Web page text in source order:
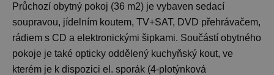
Průchozí obytný pokoj (36 m2) je vybaven sedací
soupravou, jídelním koutem, TV+SAT, DVD přehrávačem,
rádiem s CD a elektronickými šipkami. Součástí obytného
pokoje je také opticky oddělený kuchyňský kout, ve
kterém je k dispozici el. sporák (4-plotýnková